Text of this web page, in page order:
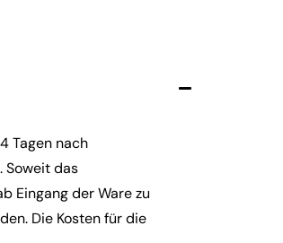
Tagen nach
Soweit das
Eingang der Ware zu
Die Kosten für die